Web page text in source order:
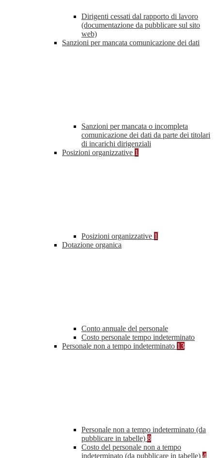
Dirigenti cessati dal rapporto di lavoro
(documentazione da pubblicare sul sito
web)
Sanzioni per mancata comunicazione dei dati
Sanzioni per mancata o incompleta
comunicazione dei dati da parte dei titolari
di incarichi dirigenziali
Posizioni organizzative 1
Posizioni organizzative 1
Dotazione organica
Conto annuale del personale
Costo personale tempo indeterminato
Personale non a tempo indeterminato 13
Personale non a tempo indeterminato (da
pubblicare in tabelle) 8
Costo del personale non a tempo
indeterminato (da pubblicare in tabelle) 4